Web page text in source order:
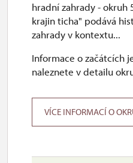
hradní zahrady - okruh
krajin ticha" podává
zahrady v kontextu...
Informace o začátcích
naleznete v detailu
VÍCE INFORMACÍ O